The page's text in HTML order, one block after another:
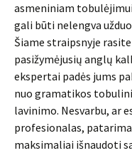
asmeniniam
gali būti nelengva
Šiame straipsnyje
pasižymėjusių anglų
ekspertai padės jums
nuo gramatikos
lavinimo. Nesvarbu, ar
profesionalas,
maksimaliai išnaudoti